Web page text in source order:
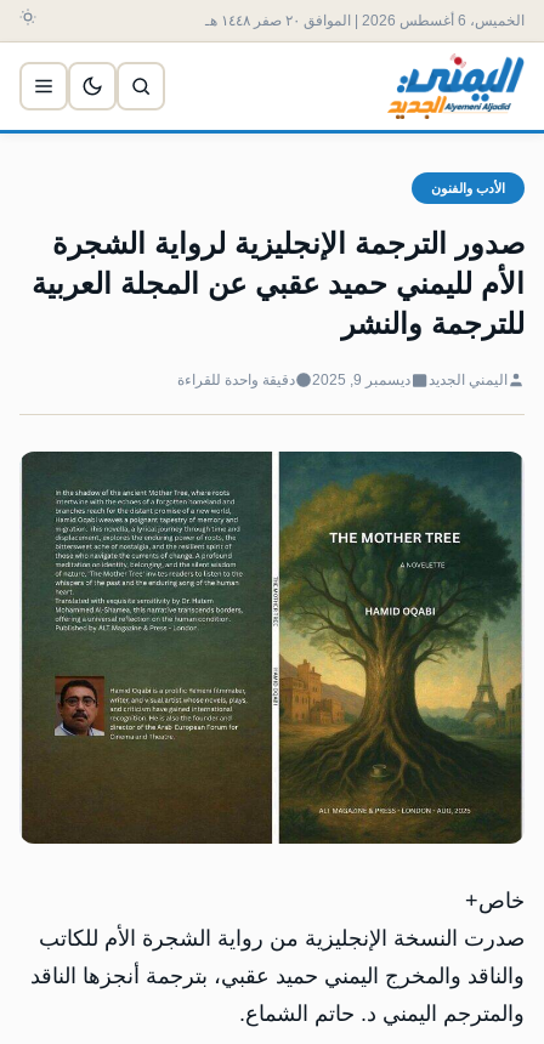
الخميس، 6 أغسطس 2026 | الموافق ٢٠ صفر ١٤٤٨ هـ
الأدب والفنون
صدور الترجمة الإنجليزية لرواية الشجرة
الأم لليمني حميد عقبي عن المجلة العربية
للترجمة والنشر
اليمني الجديد ديسمبر 9, 2025 دقيقة واحدة للقراءة
خاص+
صدرت النسخة الإنجليزية من رواية الشجرة الأم للكاتب
والناقد والمخرج اليمني حميد عقبي، بترجمة أنجزها الناقد
والمترجم اليمني د. حاتم الشماع.